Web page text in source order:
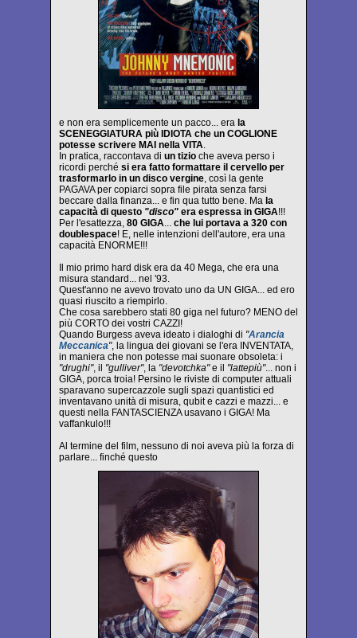
e non era semplicemente un pacco... era la
SCENEGGIATURA più IDIOTA che un COGLIONE
potesse scrivere MAI nella VITA.
In pratica, raccontava di un tizio che aveva perso i
ricordi perché si era fatto formattare il cervello per
trasformarlo in un disco vergine, così la gente
PAGAVA per copiarci sopra file pirata senza farsi
beccare dalla finanza... e fin qua tutto bene. Ma la
capacità di questo "disco" era espressa in GIGA!!!
Per l'esattezza, 80 GIGA... che lui portava a 320 con
doublespace! E, nelle intenzioni dell'autore, era una
capacità ENORME!!!
Il mio primo hard disk era da 40 Mega, che era una
misura standard... nel '93.
Quest'anno ne avevo trovato uno da UN GIGA... ed ero
quasi riuscito a riempirlo.
Che cosa sarebbero stati 80 giga nel futuro? MENO del
più CORTO dei vostri CAZZI!
Quando Burgess aveva ideato i dialoghi di "Arancia
Meccanica", la lingua dei giovani se l'era INVENTATA,
in maniera che non potesse mai suonare obsoleta: i
"drughi", il "gulliver", la "devotchka"e il "lattepiù"... non i
GIGA, porca troia! Persino le riviste di computer attuali
sparavano supercazzole sugli spazi quantistici ed
inventavano unità di misura, qubit e cazzi e mazzi... e
questi nella FANTASCIENZA usavano i GIGA! Ma
vaffankulo!!!
Al termine del film, nessuno di noi aveva più la forza di
parlare... finché questo